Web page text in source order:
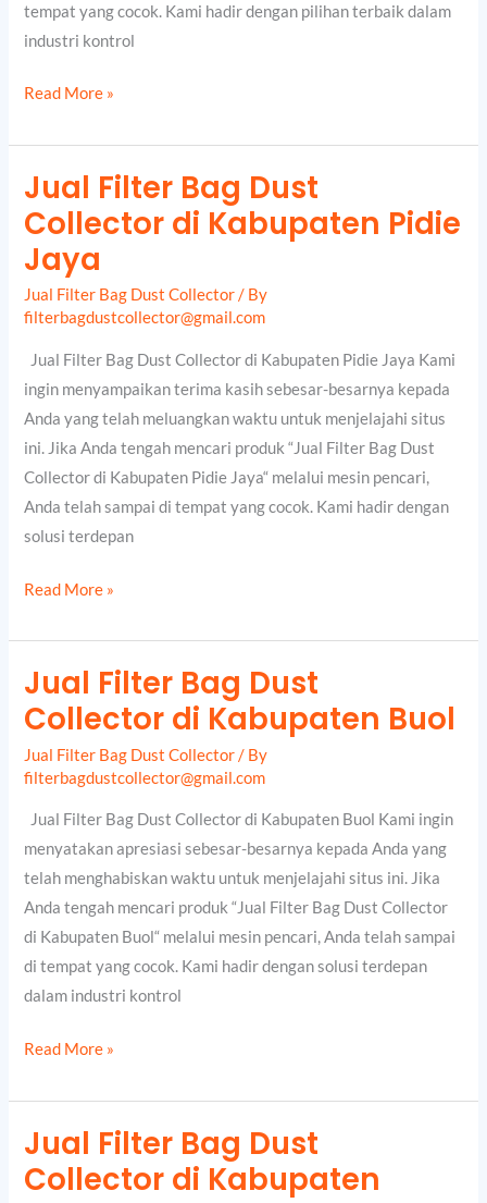
tempat yang cocok. Kami hadir dengan pilihan terbaik dalam
industri kontrol
Read More »
Jual Filter Bag Dust
Collector di Kabupaten Pidie
Jaya
Jual Filter Bag Dust Collector/ By
filterbagdustcollector@gmail.com
Jual Filter Bag Dust Collector di Kabupaten Pidie Jaya Kami
ingin menyampaikan terima kasih sebesar-besarnya kepada
Anda yang telah meluangkan waktu untuk menjelajahi situs
ini. Jika Anda tengah mencari produk “Jual Filter Bag Dust
Collector di Kabupaten Pidie Jaya“ melalui mesin pencari,
Anda telah sampai di tempat yang cocok. Kami hadir dengan
solusi terdepan
Jual
Filter
Dust
Collector
Kabupaten
Pidie
Jaya
Read More »
Jual Filter Bag Dust
Collector di Kabupaten Buol
Jual Filter Bag Dust Collector/ By
filterbagdustcollector@gmail.com
Jual Filter Bag Dust Collector di Kabupaten Buol Kami ingin
menyatakan apresiasi sebesar-besarnya kepada Anda yang
telah menghabiskan waktu untuk menjelajahi situs ini. Jika
Anda tengah mencari produk “Jual Filter Bag Dust Collector
di Kabupaten Buol“ melalui mesin pencari, Anda telah sampai
di tempat yang cocok. Kami hadir dengan solusi terdepan
dalam industri kontrol
Jual
Filter
Dust
di
Kabupaten
Buol
Read More »
Jual Filter Bag Dust
Collector di Kabupaten
Jual
Filter